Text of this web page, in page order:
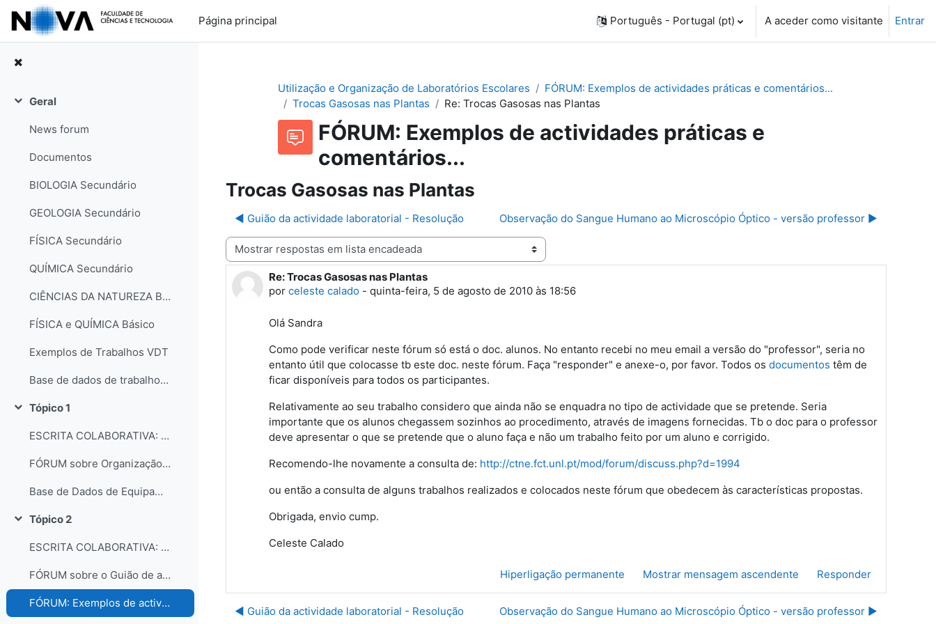
Ir para o conteúdo principal
Página principal
Português - Portugal ‎(pt)‎ A aceder como visitante Entrar
Contrair
Geral
News forum
Documentos
BIOLOGIA Secundário
GEOLOGIA Secundário
FÍSICA Secundário
QUÍMICA Secundário
CIÊNCIAS DA NATUREZA Básico
FÍSICA e QUÍMICA Básico
Exemplos de Trabalhos VDT
Base de dados de trabalhos dos participantes do curso
Contrair
Tópico 1
ESCRITA COLABORATIVA: Organização dos laboratórios
FÓRUM sobre Organização e gestão dos laboratórios escolares
Base de Dados de Equipamentos e Consumíveis dos Laboratórios
Contrair
Tópico 2
ESCRITA COLABORATIVA: Guião de Actividade Prática
FÓRUM sobre o Guião de actividades práticas
FÓRUM: Exemplos de actividades práticas e comentários...
Utilização e Organização de Laboratórios Escolares
FÓRUM: Exemplos de actividades práticas e comentários...
Trocas Gasosas nas Plantas
Re: Trocas Gasosas nas Plantas
FÓRUM: Exemplos de actividades práticas e
comentários...
Trocas Gasosas nas Plantas
◀︎ Guião da actividade laboratorial - Resolução Observação do Sangue Humano ao Microscópio Óptico - versão professor ▶︎
Modo de visualização
Re: Trocas Gasosas nas Plantas
por celeste calado - quinta-feira, 5 de agosto de 2010 às 18:56
Número de respostas: 0
Olá Sandra
Como pode verificar neste fórum só está o doc. alunos. No entanto recebi no meu email a versão do "professor", seria no
entanto útil que colocasse tb este doc. neste fórum. Faça "responder" e anexe-o, por favor. Todos os documentos têm de
ficar disponíveis para todos os participantes.
Relativamente ao seu trabalho considero que ainda não se enquadra no tipo de actividade que se pretende. Seria
importante que os alunos chegassem sozinhos ao procedimento, através de imagens fornecidas. Tb o doc para o professor
deve apresentar o que se pretende que o aluno faça e não um trabalho feito por um aluno e corrigido.
Recomendo-lhe novamente a consulta de: http://ctne.fct.unl.pt/mod/forum/discuss.php?d=1994
ou então a consulta de alguns trabalhos realizados e colocados neste fórum que obedecem às características propostas.
Obrigada, envio cump.
Celeste Calado
Hiperligação permanente Mostrar mensagem ascendente Responder
◀︎ Guião da actividade laboratorial - Resolução Observação do Sangue Humano ao Microscópio Óptico - versão professor ▶︎